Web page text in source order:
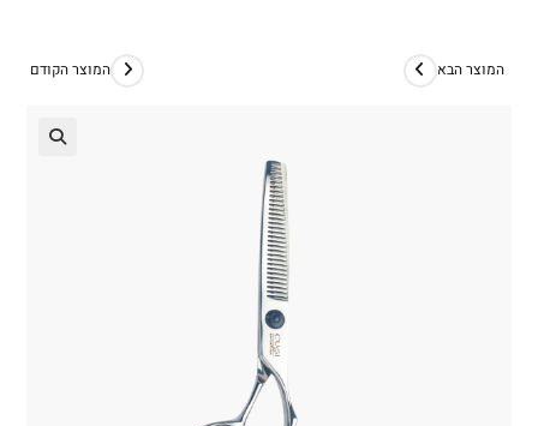
המוצר הקודם המוצר הבא